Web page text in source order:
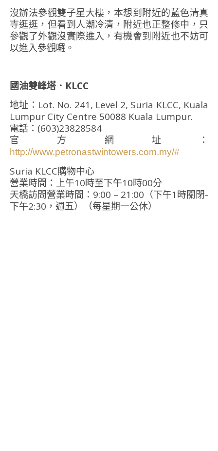
沒辦法參觀雙子星大樓，本想到附近的藍色清真
寺逛逛，但看到人潮冷清，附近也正整修中，只
參觀了外觀沒實際進入，有機會到附近也不妨可
以進入參觀囉。
國油雙峰塔．KLCC
地址：Lot. No. 241, Level 2, Suria KLCC, Kuala
Lumpur City Centre 50088 Kuala Lumpur.
電話：(603)23828584
官方網址：
http://www.petronastwintowers.com.my/#
Suria KLCC購物中心
營業時間：上午10時至下午10時00分
天橋訪問營業時間：9:00 – 21:00（下午1時關閉-
下午2:30，週五）（每星期一公休）